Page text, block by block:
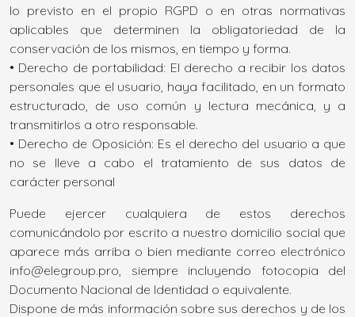
lo previsto en el propio RGPD o en otras normativas
aplicables que determinen la obligatoriedad de la
conservación de los mismos, en tiempo y forma.
• Derecho de portabilidad: El derecho a recibir los datos
personales que el usuario, haya facilitado, en un formato
estructurado, de uso común y lectura mecánica, y a
transmitirlos a otro responsable.
• Derecho de Oposición: Es el derecho del usuario a que
no se lleve a cabo el tratamiento de sus datos de
carácter personal
Puede ejercer cualquiera de estos derechos
comunicándolo por escrito a nuestro domicilio social que
aparece más arriba o bien mediante correo electrónico
info@elegroup.pro, siempre incluyendo fotocopia del
Documento Nacional de Identidad o equivalente.
Dispone de más información sobre sus derechos y de los